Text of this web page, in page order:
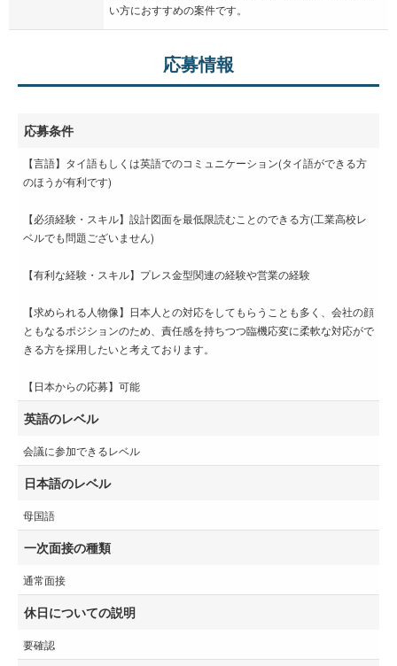
い方におすすめの案件です。
応募情報
応募条件
【言語】タイ語もしくは英語でのコミュニケーション(タイ語ができる方
のほうが有利です)
【必須経験・スキル】設計図面を最低限読むことのできる方(工業高校レ
ベルでも問題ございません)
【有利な経験・スキル】プレス金型関連の経験や営業の経験
【求められる人物像】日本人との対応をしてもらうことも多く、会社の顔
ともなるポジションのため、責任感を持ちつつ臨機応変に柔軟な対応がで
きる方を採用したいと考えております。
【日本からの応募】可能
英語のレベル
会議に参加できるレベル
日本語のレベル
母国語
一次面接の種類
通常面接
休日についての説明
要確認